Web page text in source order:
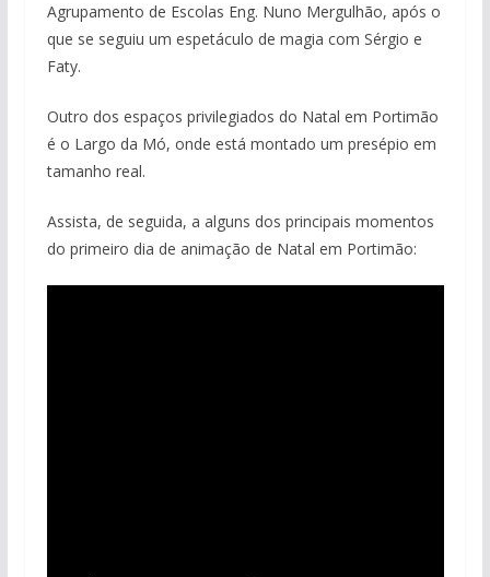
Agrupamento de Escolas Eng. Nuno Mergulhão, após o
que se seguiu um espetáculo de magia com Sérgio e
Faty.
Outro dos espaços privilegiados do Natal em Portimão
é o Largo da Mó, onde está montado um presépio em
tamanho real.
Assista, de seguida, a alguns dos principais momentos
do primeiro dia de animação de Natal em Portimão: